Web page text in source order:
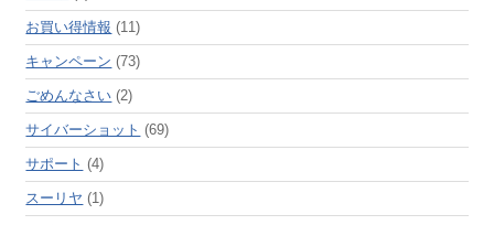
お買い得情報 (11)
キャンペーン (73)
ごめんなさい (2)
サイバーショット (69)
サポート (4)
スーリヤ (1)